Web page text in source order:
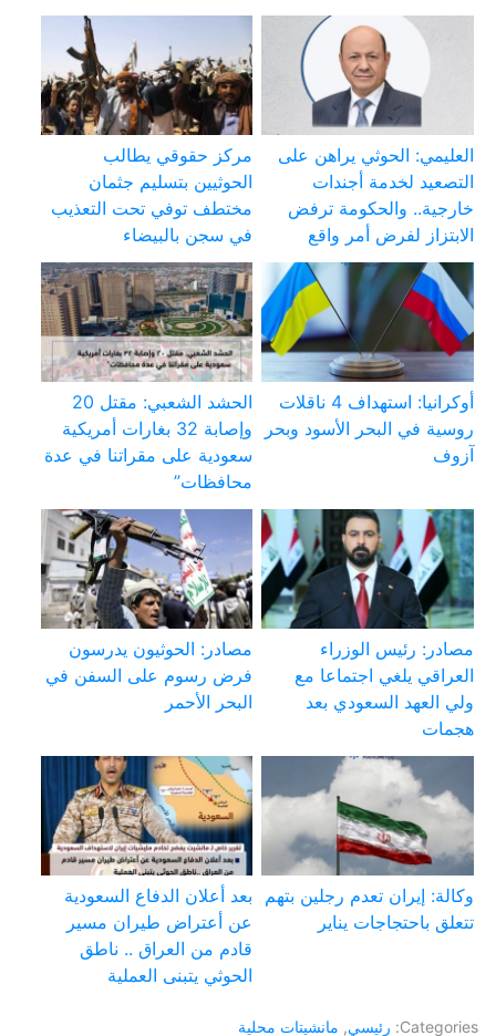
العليمي: الحوثي يراهن على
التصعيد لخدمة أجندات
خارجية.. والحكومة ترفض
الابتزاز لفرض أمر واقع
مركز حقوقي يطالب
الحوثيين بتسليم جثمان
مختطف توفي تحت التعذيب
في سجن بالبيضاء
أوكرانيا: استهداف 4 ناقلات
روسية في البحر الأسود وبحر
آزوف
الحشد الشعبي: مقتل 20
وإصابة 32 بغارات أمريكية
سعودية على مقراتنا في عدة
محافظات”
مصادر: رئيس الوزراء
العراقي يلغي اجتماعا مع
ولي العهد السعودي بعد
هجمات
مصادر: الحوثيون يدرسون
فرض رسوم على السفن في
البحر الأحمر
وكالة: إيران تعدم رجلين بتهم
تتعلق باحتجاجات يناير
بعد أعلان الدفاع السعودية
عن أعتراض طيران مسير
قادم من العراق .. ناطق
الحوثي يتبنى العملية
Categories: رئيسي, مانشيتات محلية